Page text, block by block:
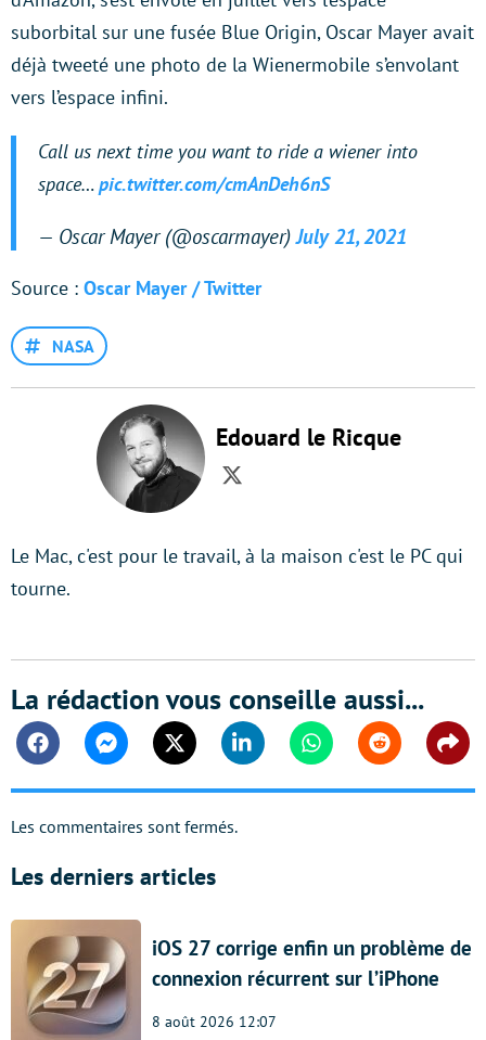
suborbital sur une fusée Blue Origin, Oscar Mayer avait
déjà tweeté une photo de la Wienermobile s’envolant
vers l’espace infini.
Call us next time you want to ride a wiener into
space…pic.twitter.com/cmAnDeh6nS
— Oscar Mayer (@oscarmayer)July 21, 2021
Source : Oscar Mayer / Twitter
NASA
Edouard le Ricque
Twitter
Le Mac, c'est pour le travail, à la maison c'est le PC qui
tourne.
La rédaction vous conseille aussi...
FacebookMessengerTwitter Linkedin WhatsappReddit
Les commentaires sont fermés.
Les derniers articles
iOS 27 corrige enfin un problème de
connexion récurrent sur l’iPhone
8 août 2026 12:07